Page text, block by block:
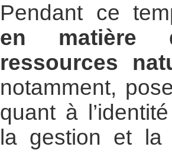
Pendant ce
en matière
ressources
notamment,
quant à
la gestion et la